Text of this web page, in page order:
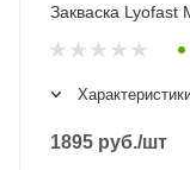
Закваска Lyofast
1895 руб./шт